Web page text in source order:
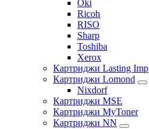
Oki
Ricoh
RISO
Sharp
Toshiba
Xerox
Картриджи Lasting Imp
Картриджи Lomond
Nixdorf
Картриджи MSE
Картриджи MyToner
Картриджи NN